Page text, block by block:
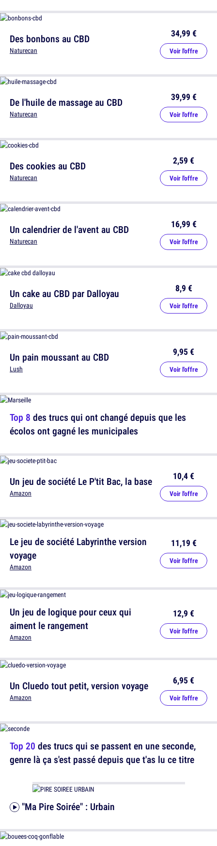
De l'huile de massage au CBD
Naturecan
39,99 €
Voir l'offre
Un calendrier de l'avent au CBD
Naturecan
16,99 €
Voir l'offre
Un pain moussant au CBD
Lush
9,95 €
Voir l'offre
Un jeu de société Le P'tit Bac, la base
Amazon
10,4 €
Voir l'offre
Un jeu de logique pour ceux qui
aiment le rangement
Amazon
12,9 €
Voir l'offre
Top 20 des trucs qui se passent en une seconde,
genre là ça s'est passé depuis que t'as lu ce titre
Des bonbons au CBD
Naturecan
34,99 €
Voir l'offre
Des cookies au CBD
Naturecan
2,59 €
Voir l'offre
Un cake au CBD par Dalloyau
Dalloyau
8,9 €
Voir l'offre
Top 8 des trucs qui ont changé depuis que les
écolos ont gagné les municipales
Le jeu de société Labyrinthe version
voyage
Amazon
11,19 €
Voir l'offre
Un Cluedo tout petit, version voyage
Amazon
6,95 €
Voir l'offre
"Ma Pire Soirée" : Urbain